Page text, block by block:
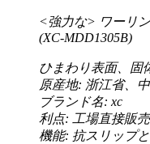
<強力な> ワーリ
(XC-MDD1305B)
ひまわり表面、固
原産地: 浙江省、
ブランド名: xc
利点: 工場直接販売
機能: 抗スリップ